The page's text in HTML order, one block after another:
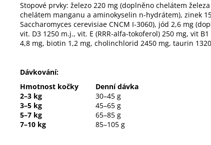
Stopové prvky: železo 220 mg (doplněno chelátem
chelátem manganu a aminokyselin n-hydrátem), zinek
Saccharomyces cerevisiae CNCM I-3060), jód 2,6 mg
vit. D3 1250 m.j., vit. E (RRR-alfa-tokoferol) 250 mg, vit
4,8 mg, biotin 1,2 mg, cholinchlorid 2450 mg, taurin
Dávkování:
Hmotnost kočky
Denní dávka
2–3 kg
30–45 g
3–5 kg
45–65 g
5–7 kg
65–85 g
7–10 kg
85–105 g